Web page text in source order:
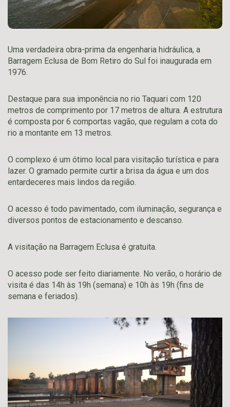
Uma verdadeira obra-prima da engenharia hidráulica, a
Barragem Eclusa de Bom Retiro do Sul foi inaugurada em
1976.
Destaque para sua imponência no rio Taquari com 120
metros de comprimento por 17 metros de altura. A estrutura
é composta por 6 comportas vagão, que regulam a cota do
rio a montante em 13 metros.
O complexo é um ótimo local para visitação turística e para
lazer. O gramado permite curtir a brisa da água e um dos
entardeceres mais lindos da região.
O acesso é todo pavimentado, com iluminação, segurança e
diversos pontos de estacionamento e descanso.
A visitação na Barragem Eclusa é gratuita.
O acesso pode ser feito diariamente. No verão, o horário de
visita é das 14h às 19h (semana) e 10h às 19h (fins de
semana e feriados).